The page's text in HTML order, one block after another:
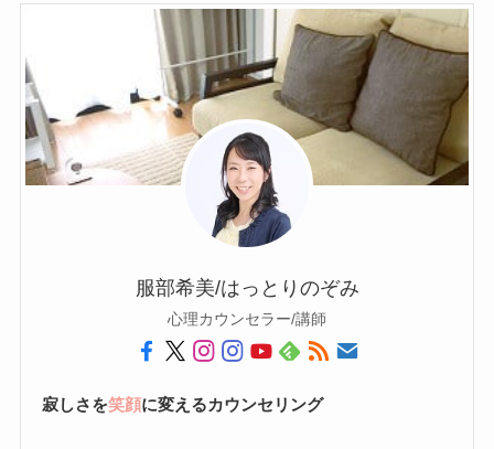
服部希美/はっとりのぞみ
心理カウンセラー/講師
寂しさを笑顔に変えるカウンセリング